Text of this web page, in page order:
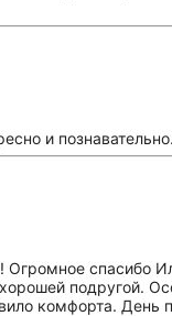
и
спасибо
комфорта. День